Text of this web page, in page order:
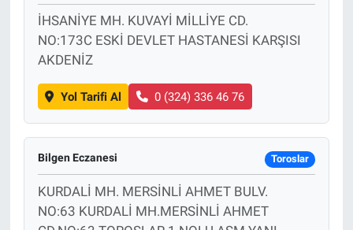
İHSANİYE MH. KUVAYİ MİLLİYE CD.
NO:173C ESKİ DEVLET HASTANESİ KARŞISI
AKDENİZ
Yol Tarifi Al 0 (324) 336 46 76
Bilgen Eczanesi Toroslar
KURDALİ MH. MERSİNLİ AHMET BULV.
NO:63 KURDALİ MH.MERSİNLİ AHMET